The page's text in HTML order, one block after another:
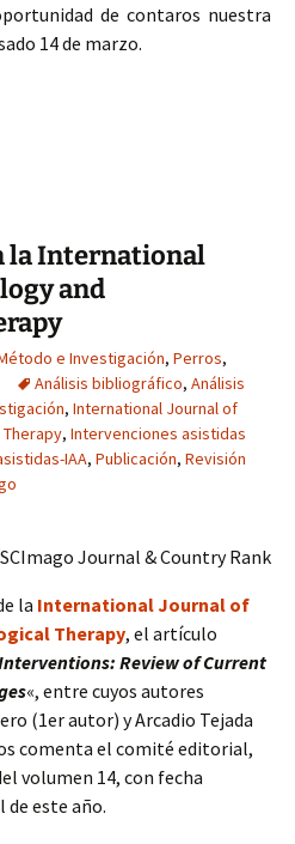
de contaros nuestra
14 de marzo.
en Baeza (Universidad
la International
and
e Investigación, Perros,
Análisis bibliográfico, Análisis
, International Journal of
, Intervenciones asistidas
IAA, Publicación, Revisión
la International Journal of
Therapy, el artículo
Review of Current
«, entre cuyos autores
(1er autor) y Arcadio Tejada
comenta el comité editorial,
volumen 14, con fecha
de este año.